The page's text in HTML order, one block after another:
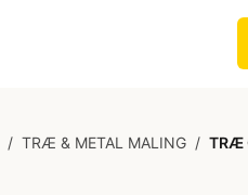
/ TRÆ & METAL MALING / TRÆ